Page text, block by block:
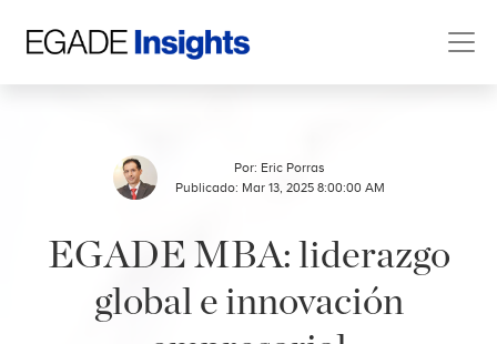
Por: Eric Porras
Publicado: Mar 13, 2025 8:00:00 AM
EGADE MBA: liderazgo
global e innovación